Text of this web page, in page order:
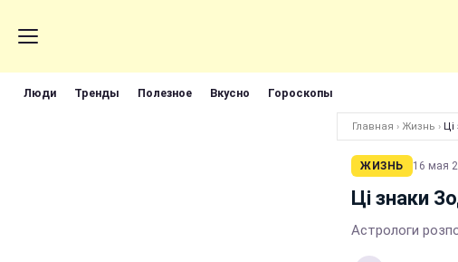
Люди Тренды Полезное Вкусно Гороскопы
Главная › Жизнь › Ці
ЖИЗНЬ 16 мая
Ці знаки
Астрологи